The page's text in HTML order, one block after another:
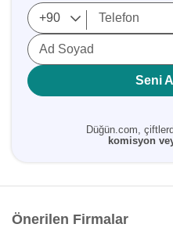
Ad Soyad
Seni
Düğün.com,
komisyon
Önerilen Firmalar